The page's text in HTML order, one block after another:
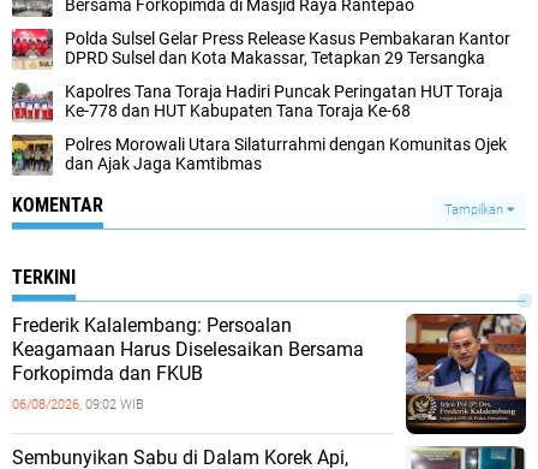
Bersama Forkopimda di Masjid Raya Rantepao
Polda Sulsel Gelar Press Release Kasus Pembakaran Kantor
DPRD Sulsel dan Kota Makassar, Tetapkan 29 Tersangka
Kapolres Tana Toraja Hadiri Puncak Peringatan HUT Toraja
Ke-778 dan HUT Kabupaten Tana Toraja Ke-68
Polres Morowali Utara Silaturrahmi dengan Komunitas Ojek
dan Ajak Jaga Kamtibmas
KOMENTAR Tampilkan
TERKINI
Frederik Kalalembang: Persoalan
Keagamaan Harus Diselesaikan Bersama
Forkopimda dan FKUB
06/08/2026, 09:02 WIB
Sembunyikan Sabu di Dalam Korek Api,